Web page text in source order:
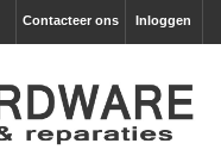
Inloggen
Contacteer ons